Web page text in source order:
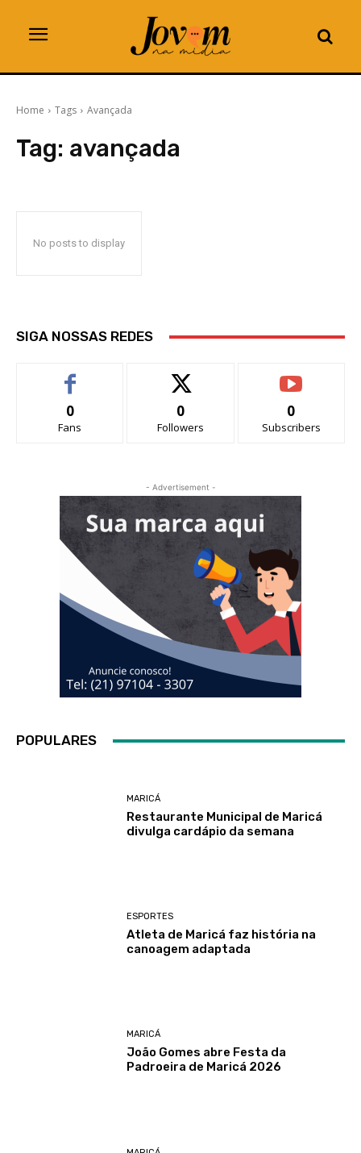
Home Tags Avançada
Tag: avançada
No posts to display
SIGA NOSSAS REDES
0
Fans
0
Followers
0
Subscribers
- Advertisement -
POPULARES
MARICÁ
Restaurante Municipal de Maricá
divulga cardápio da semana
ESPORTES
Atleta de Maricá faz história na
canoagem adaptada
MARICÁ
João Gomes abre Festa da
Padroeira de Maricá 2026